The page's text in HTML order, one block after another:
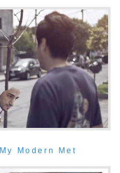
My Modern Met